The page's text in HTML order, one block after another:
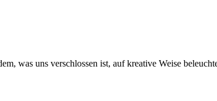
was uns verschlossen ist, auf kreative Weise